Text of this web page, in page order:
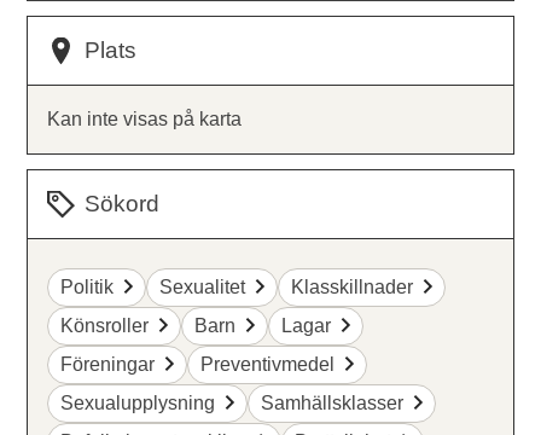
Plats
Kan inte visas på karta
Sökord
Politik Sexualitet
Klasskillnader
Könsroller
Barn
Lagar
Föreningar
Preventivmedel
Sexualupplysning
Samhällsklasser